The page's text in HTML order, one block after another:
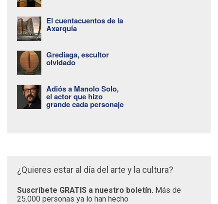
El cuentacuentos de la
Axarquía
Grediaga, escultor
olvidado
Adiós a Manolo Solo,
el actor que hizo
grande cada personaje
¿Quieres estar al día del arte y la cultura?
Suscríbete GRATIS a nuestro boletín. Más de
25.000 personas ya lo han hecho